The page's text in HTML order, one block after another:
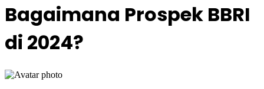
Bagaimana Prospek BBRI
di 2024?